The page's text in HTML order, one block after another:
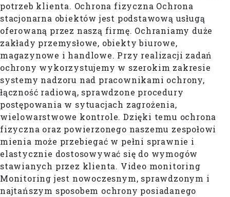
potrzeb klienta. Ochrona fizyczna Ochrona
stacjonarna obiektów jest podstawową usługą
oferowaną przez naszą firmę. Ochraniamy duże
zakłady przemysłowe, obiekty biurowe,
magazynowe i handlowe. Przy realizacji zadań
ochrony wykorzystujemy w szerokim zakresie
systemy nadzoru nad pracownikami ochrony,
łączność radiową, sprawdzone procedury
postępowania w sytuacjach zagrożenia,
wielowarstwowe kontrole. Dzięki temu ochrona
fizyczna oraz powierzonego naszemu zespołowi
mienia może przebiegać w pełni sprawnie i
elastycznie dostosowywać się do wymogów
stawianych przez klienta. Video monitoring
Monitoring jest nowoczesnym, sprawdzonym i
najtańszym sposobem ochrony posiadanego